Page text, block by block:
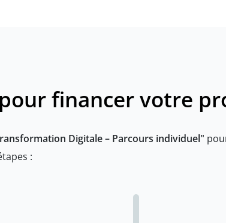
financer votre
Digitale – Parcours individuel"
: